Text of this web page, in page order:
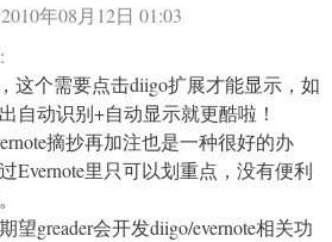
2010年08月12日 01:03
这个需要点击diigo扩展才能显示，如
自动识别+自动显示就更酷啦！
摘抄再加注也是一种很好的办
Evernote里只可以划重点，没有便利
望greader会开发diigo/evernote相关功